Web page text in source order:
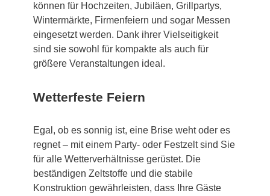
können für Hochzeiten, Jubiläen, Grillpartys,
Wintermärkte, Firmenfeiern und sogar Messen
eingesetzt werden. Dank ihrer Vielseitigkeit
sind sie sowohl für kompakte als auch für
größere Veranstaltungen ideal.
Wetterfeste Feiern
Egal, ob es sonnig ist, eine Brise weht oder es
regnet – mit einem Party- oder Festzelt sind Sie
für alle Wetterverhältnisse gerüstet. Die
beständigen Zeltstoffe und die stabile
Konstruktion gewährleisten, dass Ihre Gäste